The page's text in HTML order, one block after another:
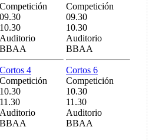
Competición
09.30
10.30
Auditorio
BBAA
Cortos 4
Competición
10.30
11.30
Auditorio
BBAA
Competición
09.30
10.30
Auditorio
BBAA
Cortos 6
Competición
10.30
11.30
Auditorio
BBAA